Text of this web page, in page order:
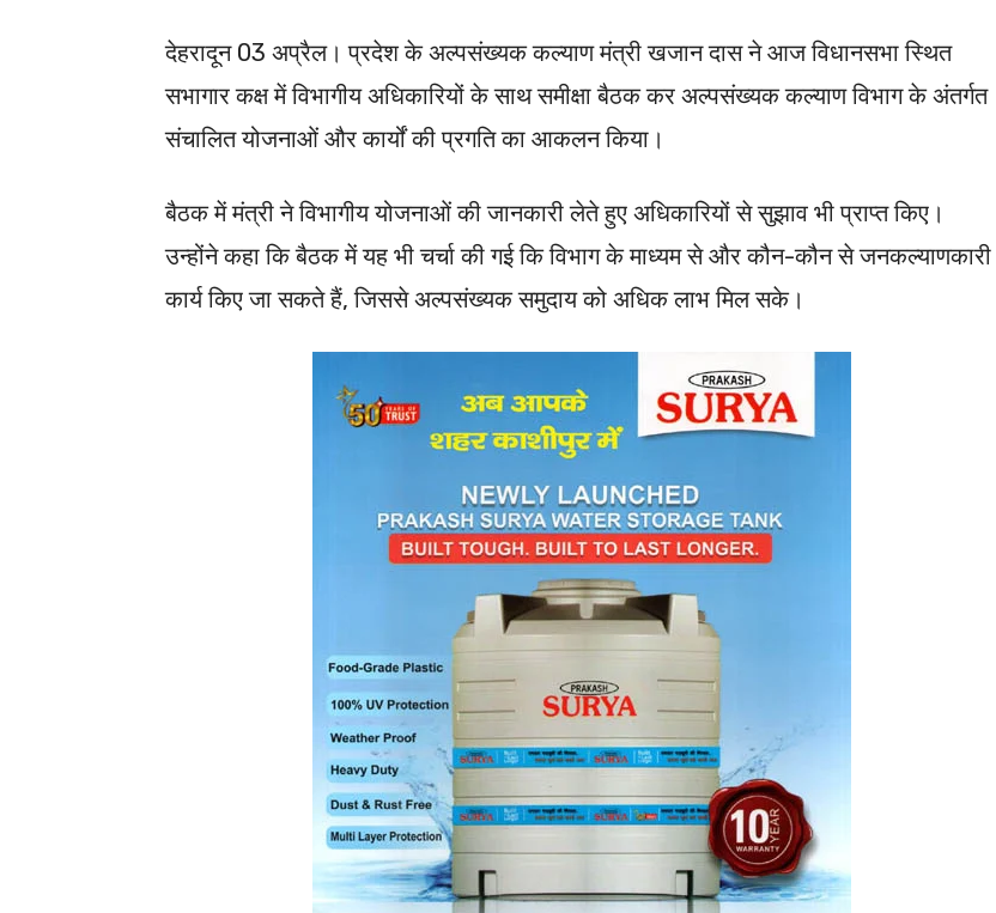
देहरादून 03 अप्रैल। प्रदेश के अल्पसंख्यक कल्याण मंत्री खजान दास ने आज विधानसभा स्थित
सभागार कक्ष में विभागीय अधिकारियों के साथ समीक्षा बैठक कर अल्पसंख्यक कल्याण विभाग के अंतर्गत
संचालित योजनाओं और कार्यों की प्रगति का आकलन किया।
बैठक में मंत्री ने विभागीय योजनाओं की जानकारी लेते हुए अधिकारियों से सुझाव भी प्राप्त किए।
उन्होंने कहा कि बैठक में यह भी चर्चा की गई कि विभाग के माध्यम से और कौन-कौन से जनकल्याणकारी
कार्य किए जा सकते हैं, जिससे अल्पसंख्यक समुदाय को अधिक लाभ मिल सके।